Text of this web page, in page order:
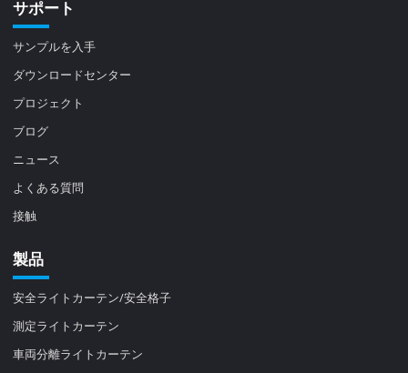
サポート
サンプルを入手
ダウンロードセンター
プロジェクト
ブログ
ニュース
よくある質問
接触
製品
安全ライトカーテン/安全格子
測定ライトカーテン
車両分離ライトカーテン